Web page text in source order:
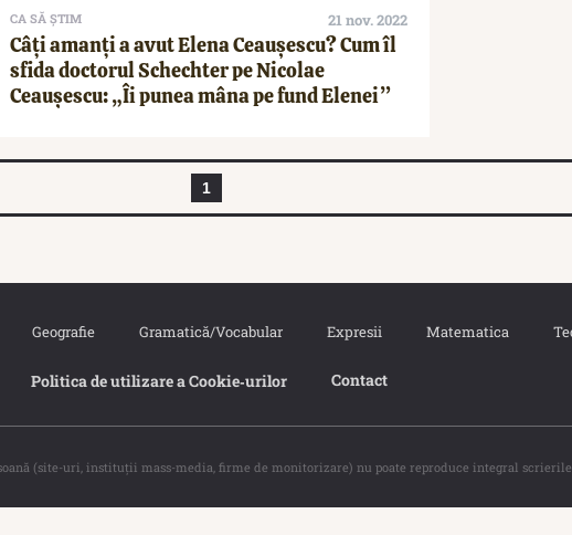
CA SĂ ȘTIM 21 nov. 2022
Câți amanți a avut Elena Ceaușescu? Cum îl
sfida doctorul Schechter pe Nicolae
Ceaușescu: „Îi punea mâna pe fund Elenei”
1
Geografie Gramatică/Vocabular Expresii Matematica
Politica de utilizare a Cookie‐urilor Contact
(site-uri, instituţii mass-media, firme de monitorizare) nu poate reproduce integral